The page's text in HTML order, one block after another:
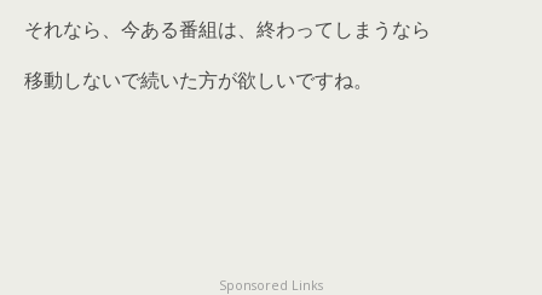
それなら、今ある番組は、終わってしまうなら
移動しないで続いた方が欲しいですね。
Sponsored Links